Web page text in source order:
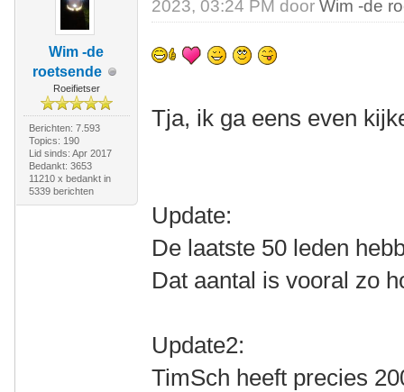
Wim -de
roetsende
Roeifietser
Berichten: 7.593
Topics: 190
Lid sinds: Apr 2017
Bedankt: 3653
11210 x bedankt in
5339 berichten
2023, 03:24 PM doorWim -de
Tja, ik ga eens even
Update:
De laatste 50 leden
Dat aantal is vooral zo
Update2:
TimSch heeft precies